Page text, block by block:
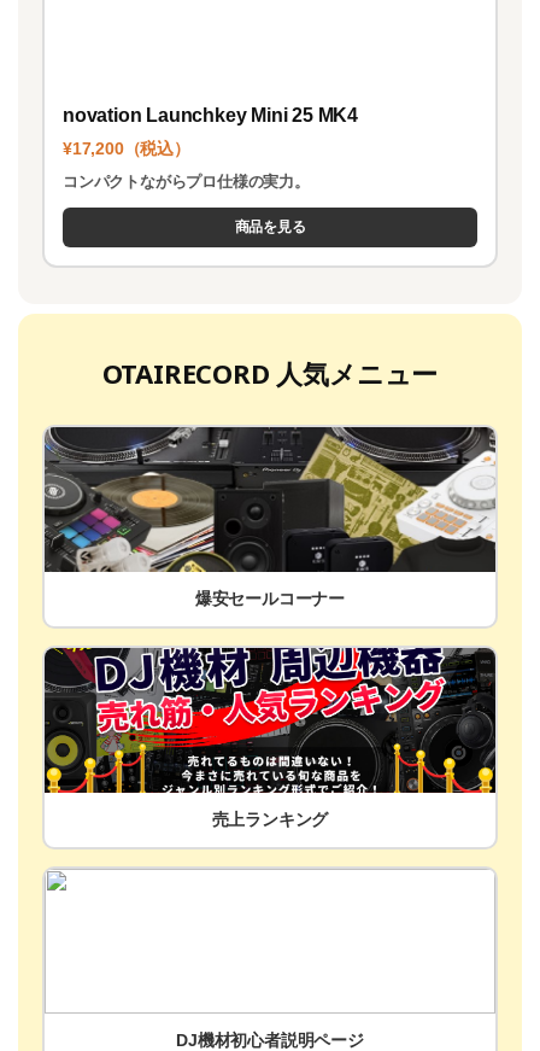
novation Launchkey Mini 25 MK4
¥17,200（税込）
コンパクトながらプロ仕様の実力。
商品を見る
OTAIRECORD 人気メニュー
爆安セールコーナー
売上ランキング
DJ機材初心者説明ページ